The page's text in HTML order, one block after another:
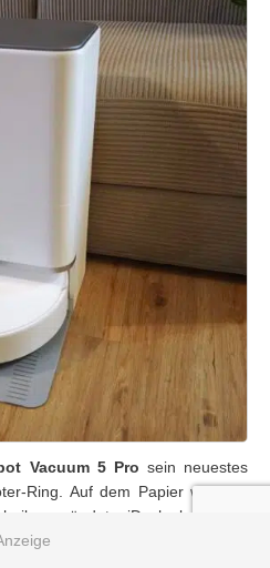
Vacuum 5 Pro sein neuestes
Ring. Auf dem Papier wird ein
gezündet. jDoch kann die
Praxistest überzeugen oder gibt